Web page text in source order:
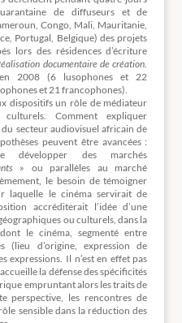
de diffuseurs et de
Congo, Mali, Mauritanie,
Portugal, Belgique) des projets
lors des résidences d’écriture
documentaire de création
2008 (6 lusophones et 22
et 21 francophones).
dispositifs un rôle de médiateur
Comment expliquer
du secteur audiovisuel africain de
peuvent être avancées :
développer des marchés
» ou parallèles au marché
le besoin de témoigner
laquelle le cinéma servirait de
accréditerait l’idée d’une
ou culturels, dans la
le cinéma, segmenté entre
(lieu d’origine, expression de
expressions. Il n’est en effet pas
la défense des spécificités
empruntant alors les traits de
perspective, les rencontres de
sensible dans la réduction des